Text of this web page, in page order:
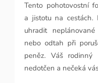
Tento pohotovostní
a jistotu na cestách.
uhradit
nebo odtah při
peněz. Váš rodinný
nedotčen a nečeká